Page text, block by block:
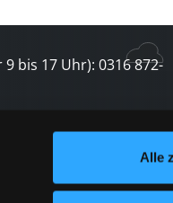
Alle
bis 17 Uhr): 0316 872-
verpassen